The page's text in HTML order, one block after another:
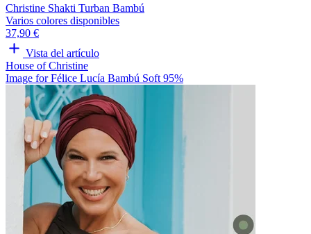
Christine Shakti Turban Bambú
Varios colores disponibles
37,90 €
Vista del artículo
House of Christine
Image for Félice Lucía Bambú Soft 95%